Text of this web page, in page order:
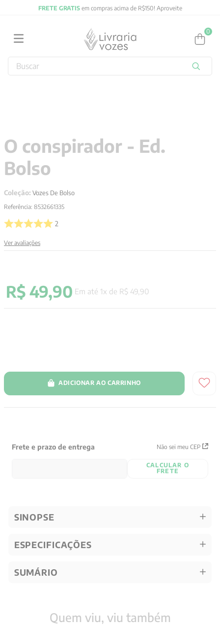
FRETE GRATISem compras acima de R$150! Aproveite
0
Buscar
O conspirador - Ed.
Bolso
Coleção: Vozes De Bolso
Referência: 8532661335
2
Ver avaliações
R$ 49,90 Em até 1x de R$ 49 90
ADICIONAR AO CARRINHO
Frete e prazo de entrega Não sei meu CEP
CALCULAR O
FRETE
SINOPSE
ESPECIFICAÇÕES
SUMÁRIO
Quem viu, viu também
4º jung
5º byung chul han
7